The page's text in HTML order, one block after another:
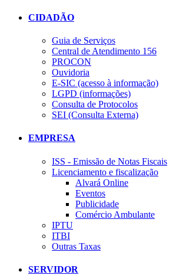
CIDADÃO
Guia de Serviços
Central de Atendimento 156
PROCON
Ouvidoria
E-SIC (acesso à informação)
LGPD (informações)
Consulta de Protocolos
SEI (Consulta Externa)
EMPRESA
ISS - Emissão de Notas Fiscais
Licenciamento e fiscalização
Alvará Online
Eventos
Publicidade
Comércio Ambulante
IPTU
ITBI
Outras Taxas
SERVIDOR